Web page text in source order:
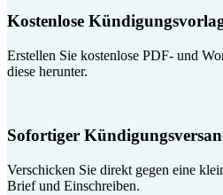
Kostenlose
Erstellen Sie kostenlose PDF- und
diese herunter.
Sofortiger
Verschicken Sie direkt gegen eine
Brief und Einschreiben.